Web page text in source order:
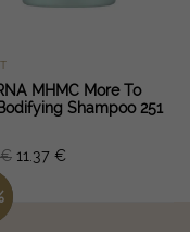
MHMC More To
Shampoo 251
€ 11.37 €